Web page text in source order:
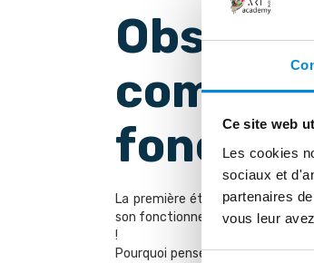
Ce site web
Les cookies
sociaux et
partenaires
vous leur
La première étape pour
son fonctionnement. Comme
!
Pourquoi pensez-vous que les